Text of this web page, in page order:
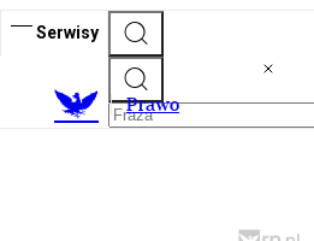
Serwisy
Prawo